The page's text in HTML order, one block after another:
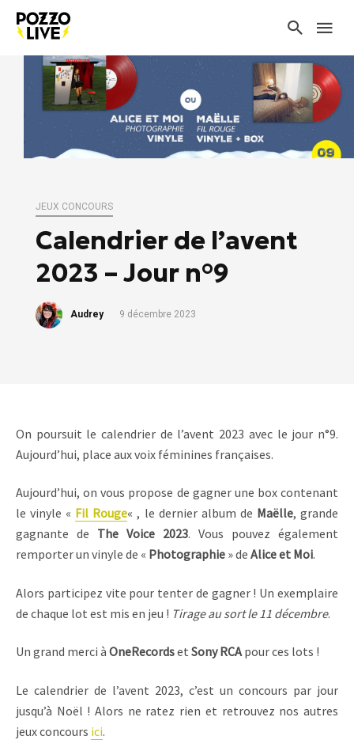
JEUX CONCOURS
Calendrier de l’avent
2023 – Jour n°9
Audrey 9 décembre 2023
On poursuit le calendrier de l’avent 2023 avec le jour n°9.
Aujourd’hui, place aux voix féminines françaises.
Aujourd’hui, on vous propose de gagner une box contenant
le vinyle « Fil Rouge« , le dernier album de Maëlle, grande
gagnante de The Voice 2023. Vous pouvez également
remporter un vinyle de « Photographie » de Alice et Moi.
Alors participez vite pour tenter de gagner ! Un exemplaire
de chaque lot est mis en jeu ! Tirage au sort le 11 décembre.
Un grand merci à OneRecordset Sony RCApour ces lots !
Le calendrier de l’avent 2023, c’est un concours par jour
jusqu’à Noël ! Alors ne ratez rien et retrouvez nos autres
jeux concours ici.